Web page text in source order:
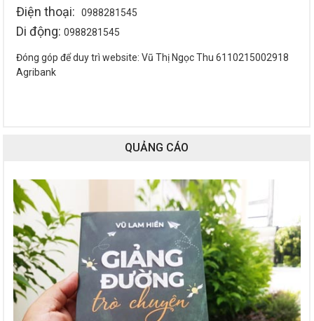
Điện thoại:
0988281545
Di động: 0988281545
Đóng góp để duy trì website: Vũ Thị Ngọc Thu 6110215002918
Agribank
QUẢNG CÁO